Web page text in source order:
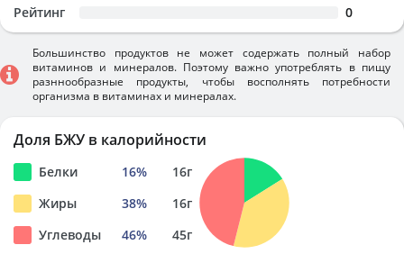
Рейтинг 0
Большинство продуктов не может содержать полный набор
витаминов и минералов. Поэтому важно употреблять в пищу
разннообразные продукты, чтобы восполнять потребности
организма в витаминах и минералах.
Доля БЖУ в калорийности
Белки 16% 16г
Жиры
38% 16г
Углеводы
46% 45г